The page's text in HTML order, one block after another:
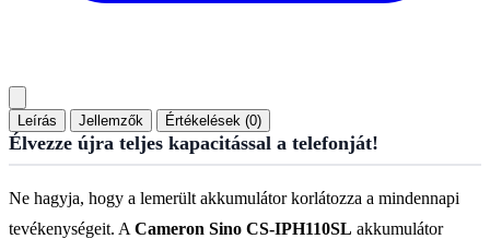
Leírás Jellemzők Értékelések (0)
Élvezze újra teljes kapacitással a telefonját!
Ne hagyja, hogy a lemerült akkumulátor korlátozza a mindennapi
tevékenységeit. A Cameron Sino CS-IPH110SL akkumulátor